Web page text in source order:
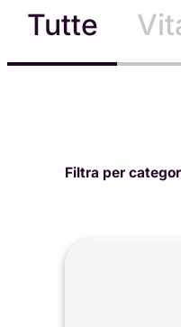
Tutte
Filtra per